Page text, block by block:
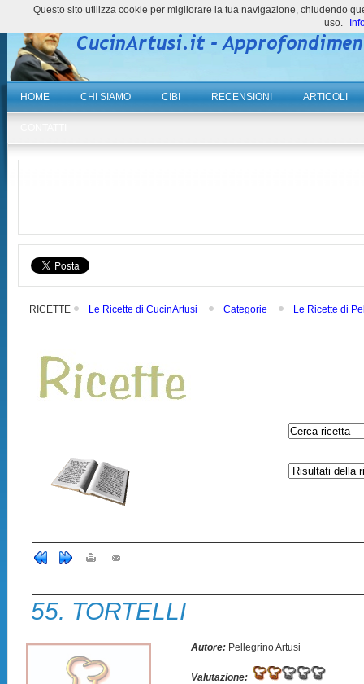
HOME CHI SIAMO CIBI RECENSIONI ARTICOLI
RICETTE Le Ricette di CucinArtusi Categorie
Le Ricette di
55. TORTELLI
Autore: Pellegrino Artusi
Valutazione:
Questo sito utilizza cookie per migliorare la tua navigazione, chiudendo
uso.